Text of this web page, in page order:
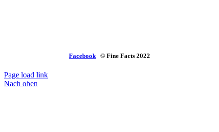
Facebook | © Fine Facts 2022
Page load link
Nach oben